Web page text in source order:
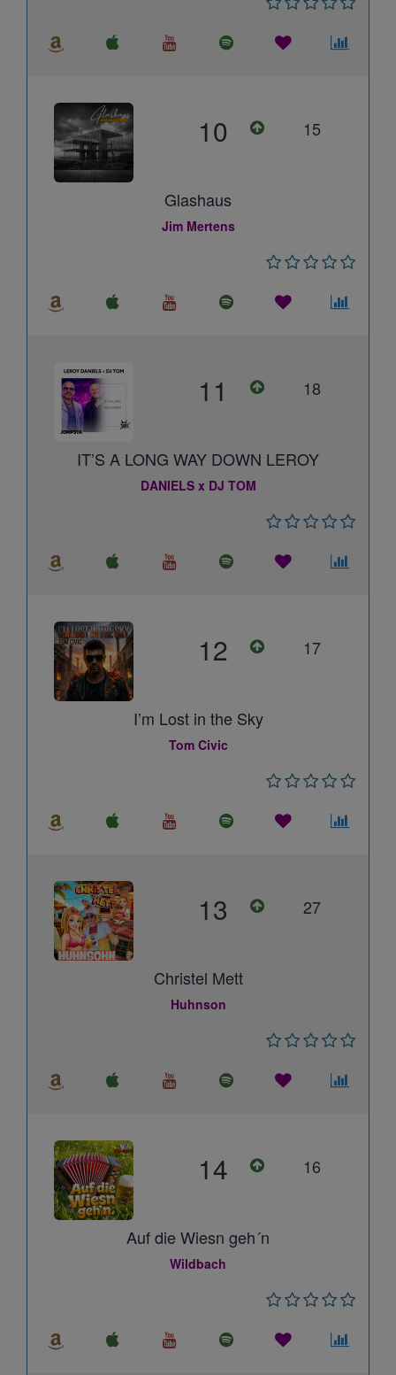
10 15
Glashaus
Jim Mertens
11 18
IT’S A LONG WAY DOWN LEROY
DANIELS x DJ TOM
12 17
I’m Lost in the Sky
Tom Civic
13 27
Christel Mett
Huhnson
14 16
Auf die Wiesn geh´n
Wildbach